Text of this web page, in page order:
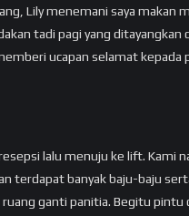
Lily menemani saya makan
tadi pagi yang ditayangkan
ucapan selamat kepada
lalu menuju ke lift. Kami
terdapat banyak baju-baju
ganti panitia. Begitu